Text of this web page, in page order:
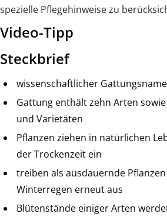
spezielle Pflegehinweise zu
Video-Tipp
Steckbrief
wissenschaftlicher
Gattung enthält zehn Arten
und Varietäten
Pflanzen ziehen in natürlichen
der Trockenzeit ein
treiben als ausdauernde
Winterregen erneut aus
Blütenstände einiger Arten